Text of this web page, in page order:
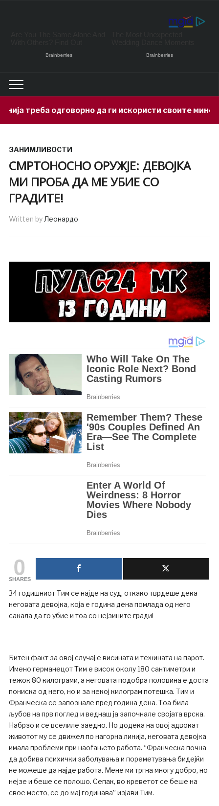
да ги искористи своите минерални богатства
ЗАНИМЛИВОСТИ
СМРТОНОСНО ОРУЖЈЕ: ДЕВОЈКА
МИ ПРОБА ДА МЕ УБИЕ СО
ГРАДИТЕ!
Written byЛеонардо
0
SHARES
34 годишниот Тим се најде на суд, откако тврдеше дека
неговата девојка, која е година дена помлада од него
сакала да го убие и тоа со нејзините гради!
Битен факт за овој случај е висината и тежината на парот.
Имено германецот Тим е висок околу 180 сантиметри и
тежок 80 килограми, а неговата подобра половина е доста
пониска од него, но и за некој килограм потешка. Тим и
Франческа се запознале пред година дена. Тоа била
љубов на прв поглед и веднаш ја започнале својата врска.
Набрзо и се вселиле заедно. Но додека на овој адвокат
животот му се движел по нагорна линија, неговата девојка
имала проблеми при наоѓањето работа. “Франческа почна
да добива психички заболувања и пореметувања бидејќи
не можеше да најде работа. Мене ми тргна многу добро, но
нејзе и беше се полошо. Сепак, во креветот се беше на
свое место, се до мај годинава” изјави Тим.